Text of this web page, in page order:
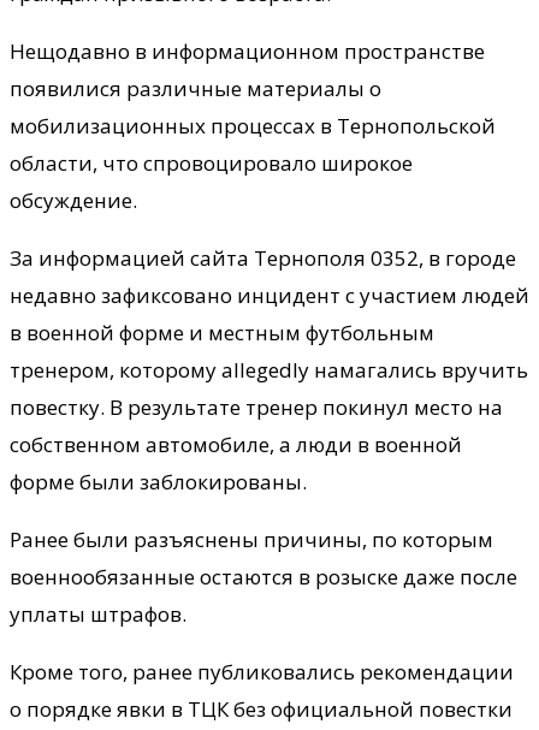
Нещодавно в информационном пространстве
появилися различные материалы о
мобилизационных процессах в Тернопольской
области, что спровоцировало широкое
обсуждение.
За информацией сайта Тернополя 0352, в городе
недавно зафиксовано инцидент с участием людей
в военной форме и местным футбольным
тренером, которому allegedly намагались вручить
повестку. В результате тренер покинул место на
собственном автомобиле, а люди в военной
форме были заблокированы.
Ранее были разъяснены причины, по которым
военнообязанные остаются в розыске даже после
уплаты штрафов.
Кроме того, ранее публиковались рекомендации
о порядке явки в ТЦК без официальной повестки